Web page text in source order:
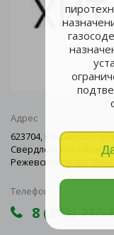
Адрес
623704, Российская
Свердловская
Режевской тракт
Телефон
8 (343) 216-